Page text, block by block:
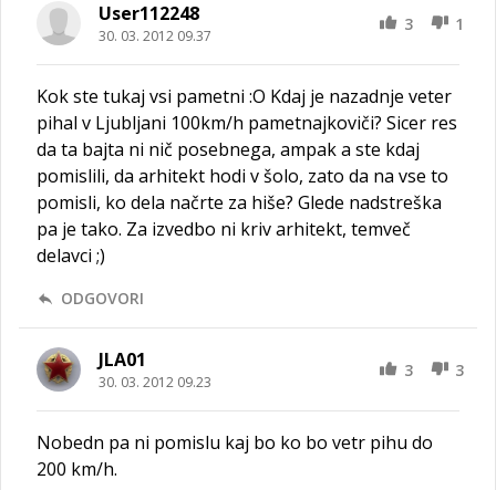
User112248
30. 03. 2012 09.37
3 1
Kok ste tukaj vsi pametni :O Kdaj je nazadnje veter
pihal v Ljubljani 100km/h pametnajkoviči? Sicer res
da ta bajta ni nič posebnega, ampak a ste kdaj
pomislili, da arhitekt hodi v šolo, zato da na vse to
pomisli, ko dela načrte za hiše? Glede nadstreška
pa je tako. Za izvedbo ni kriv arhitekt, temveč
delavci ;)
ODGOVORI
JLA01
30. 03. 2012 09.23
3 3
Nobedn pa ni pomislu kaj bo ko bo vetr pihu do
200 km/h.